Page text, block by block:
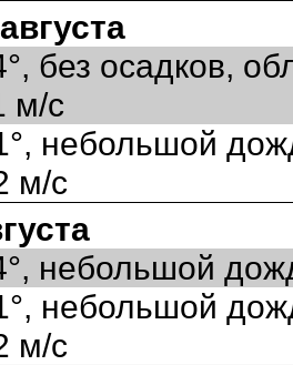
без осадков,
м/с
небольшой
м/с
небольшой
небольшой
м/с